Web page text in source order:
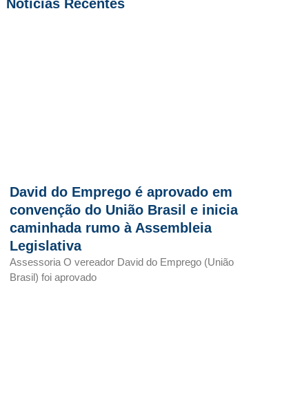
Notícias Recentes
David do Emprego é aprovado em
convenção do União Brasil e inicia
caminhada rumo à Assembleia
Legislativa
Assessoria O vereador David do Emprego (União
Brasil) foi aprovado